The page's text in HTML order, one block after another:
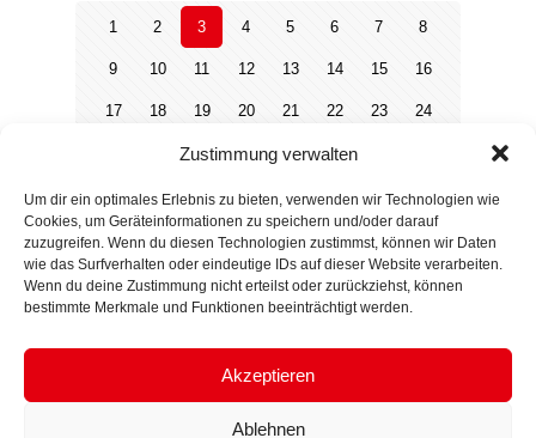
Zustimmung verwalten
Um dir ein optimales Erlebnis zu bieten, verwenden wir Technologien wie
Cookies, um Geräteinformationen zu speichern und/oder darauf
zuzugreifen. Wenn du diesen Technologien zustimmst, können wir Daten
wie das Surfverhalten oder eindeutige IDs auf dieser Website verarbeiten.
Wenn du deine Zustimmung nicht erteilst oder zurückziehst, können
bestimmte Merkmale und Funktionen beeinträchtigt werden.
Akzeptieren
Ablehnen
1 2 3 4 5 6 7 8
9 10 11 12 13 14 15 16
17 18 19 20 21 22 23 24
27 28 29 30
33 34 35 36 37 38 39 40
41 42 43 44
nächste Seite
© 2024 GÜLISTAN YÜKSEL. All Rights Reserved.